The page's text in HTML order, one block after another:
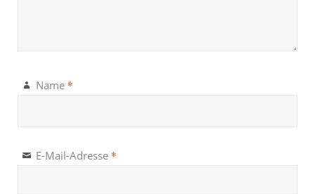
Name *
E-Mail-Adresse *